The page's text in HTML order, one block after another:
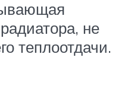
не
теплоотдачи.